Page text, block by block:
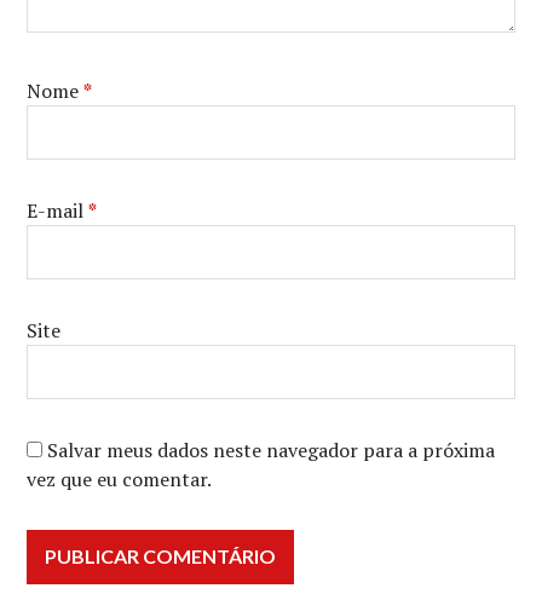
Nome*
E-mail*
Site
Salvar meus dados neste navegador para a próxima
vez que eu comentar.